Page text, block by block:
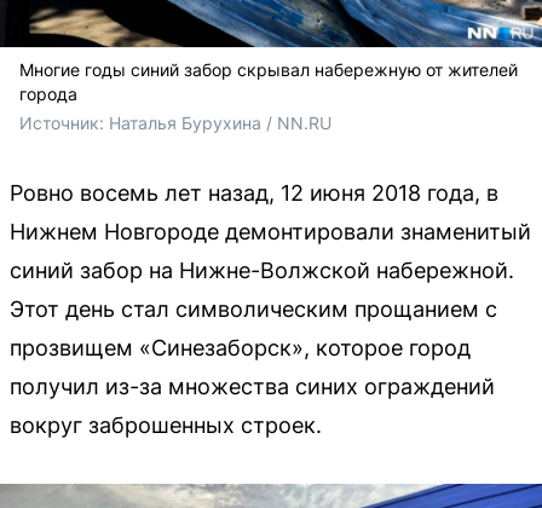
Многие годы синий забор скрывал набережную от жителей
города
Источник: Наталья Бурухина / NN.RU
Ровно восемь лет назад, 12 июня 2018 года, в
Нижнем Новгороде демонтировали знаменитый
синий забор на Нижне-Волжской набережной.
Этот день стал символическим прощанием с
прозвищем «Синезаборск», которое город
получил из-за множества синих ограждений
вокруг заброшенных строек.